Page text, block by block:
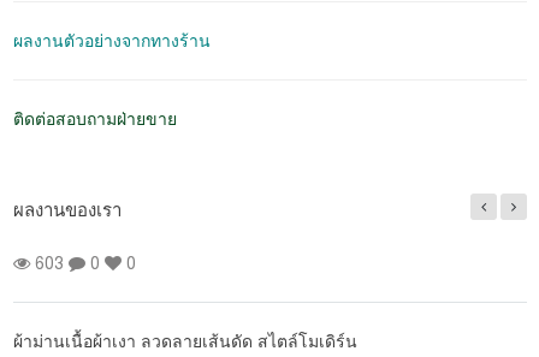
ผลงานตัวอย่างจากทางร้าน
ติดต่อสอบถามฝ่ายขาย
ผลงานของเรา
603 0 0
ผ้าม่านเนื้อผ้าเงา ลวดลายเส้นดัด สไตล์โมเดิร์น